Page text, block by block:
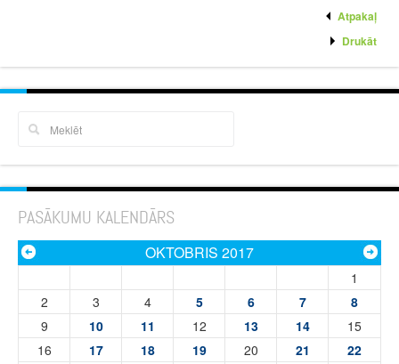
Atpakaļ
Drukāt
PASĀKUMU KALENDĀRS
OKTOBRIS 2017
1
2
3 4 5 6 7
8
9
10 11 12 13 14
15
16
17 18 19 20 21
22